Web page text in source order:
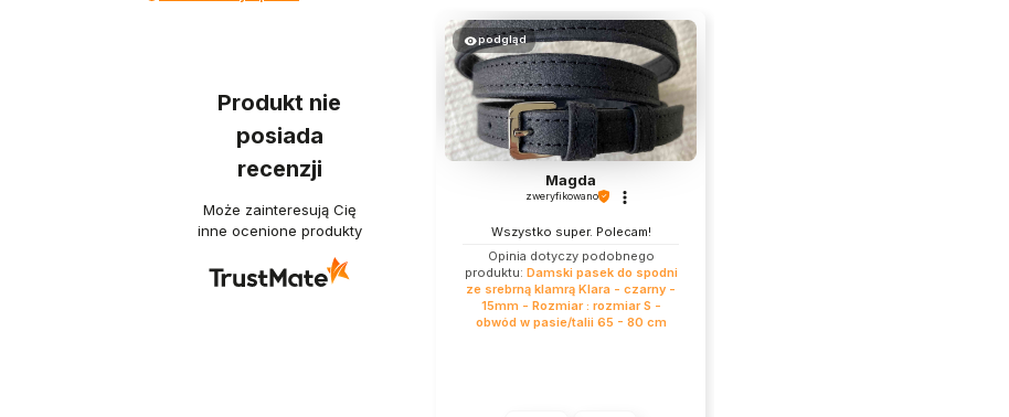
Produkt nie
posiada
recenzji
Może zainteresują Cię
inne ocenione produkty
podgląd
Magda
zweryfikowano
Wszystko super. Polecam!
Opinia dotyczy podobnego
produktu: Damski pasek do spodni
ze srebrną klamrą Klara - czarny -
15mm - Rozmiar : rozmiar S -
obwód w pasie/talii 65 - 80 cm